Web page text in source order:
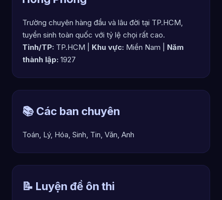
Trường chuyên hàng đầu và lâu đời tại TP.HCM,
tuyển sinh toàn quốc với tỷ lệ chọi rất cao.
Tỉnh/TP: TP.HCM | Khu vực: Miền Nam | Năm
thành lập: 1927
📚 Các ban chuyên
Toán, Lý, Hóa, Sinh, Tin, Văn, Anh
📝 Luyện đề ôn thi